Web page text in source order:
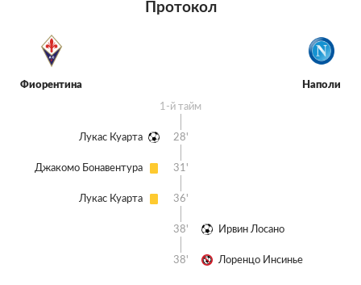
Протокол
Фиорентина Наполи
1-й тайм
Лукас Куарта 28'
Джакомо Бонавентура 31'
Лукас Куарта 36'
Ирвин Лосано
38'
Лоренцо Инсинье
38'